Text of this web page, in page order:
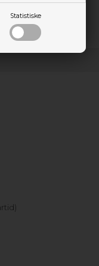
Statistiske